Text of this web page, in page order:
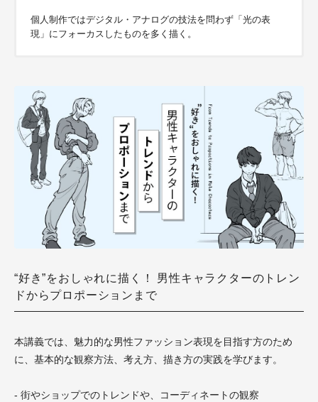
個人制作ではデジタル・アナログの技法を問わず「光の表
現」にフォーカスしたものを多く描く。
“好き”をおしゃれに描く！ 男性キャラクターのトレン
ドからプロポーションまで
本講義では、魅力的な男性ファッション表現を目指す方のため
に、基本的な観察方法、考え方、描き方の実践を学びます。
- 街やショップでのトレンドや、コーディネートの観察